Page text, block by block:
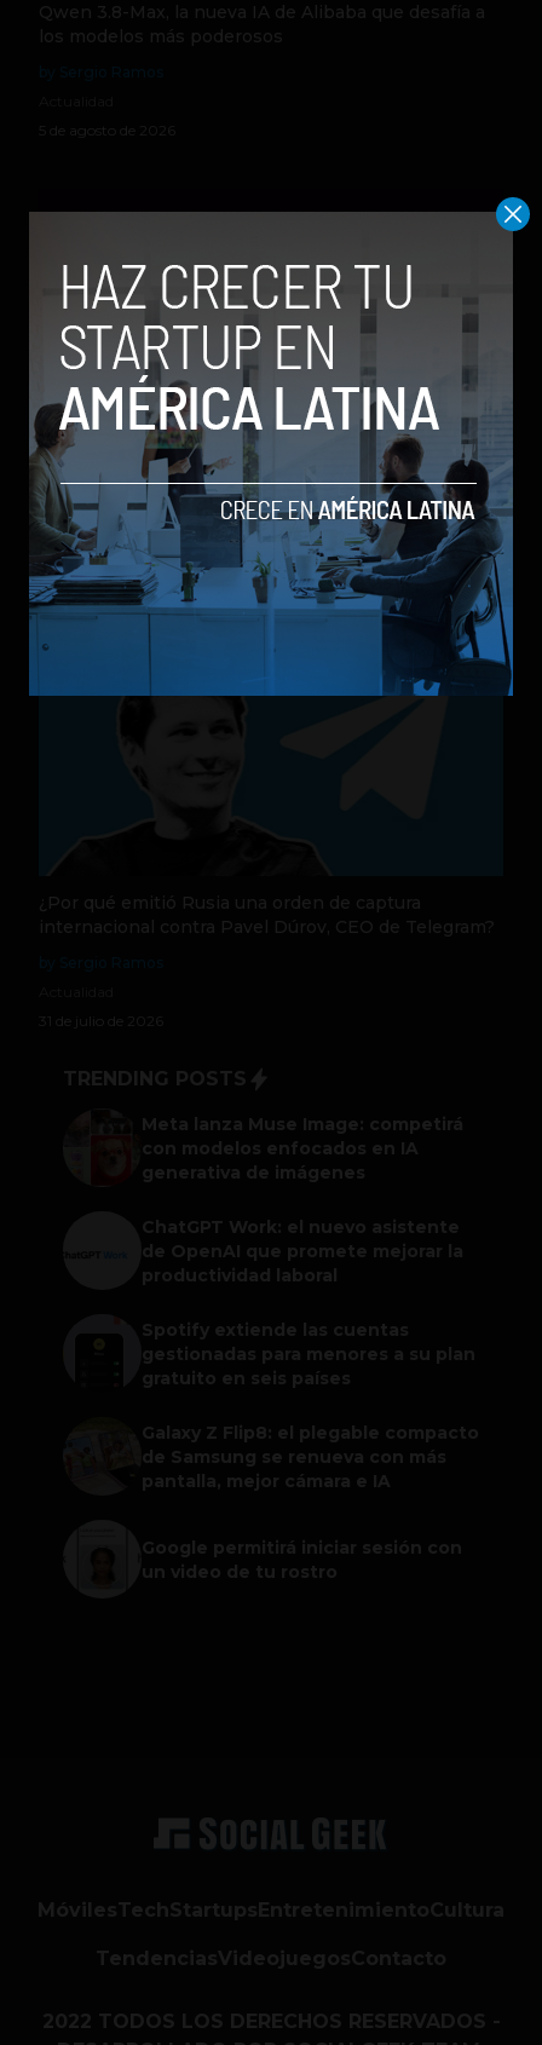
Qwen 3.8-Max, la nueva IA de Alibaba que desafía a
los modelos más poderosos
5 de agosto de 2026
Nequi anuncia que pronto operará como compañía
de financiamiento independi
by Sergio Ramos
Actualidad
31 de julio de 2026
¿Por qué emitió Rusia una orden de captura
internacional contra Pavel Dúrov, CEO de Telegram?
31 de julio de 2026
TRENDING POSTS
Meta lanza Muse Image: competirá
con modelos enfocados en IA
generativa de imágenes
ChatGPT Work: el nuevo asistente
de OpenAI que promete mejorar la
productividad laboral
Spotify extiende las cuentas
gestionadas para menores a su plan
gratuito en seis países
Galaxy Z Flip8: el plegable compacto
de Samsung se renueva con más
pantalla, mejor cámara e IA
Google permitirá iniciar sesión con
un video de tu rostro